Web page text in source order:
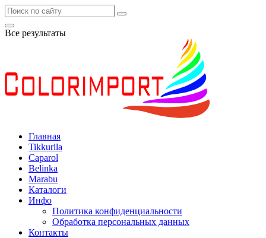
Все результаты
Главная
Tikkurila
Caparol
Belinka
Marabu
Каталоги
Инфо
Политика конфиденциальности
Обработка персональных данных
Контакты